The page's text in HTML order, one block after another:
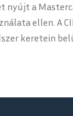
nyújt a
ellen. A
keretein